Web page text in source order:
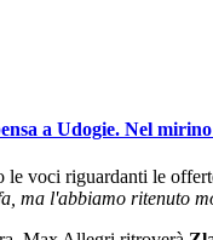
a Udogie. Nel
voci riguardanti le
ma l'abbiamo ritenuto